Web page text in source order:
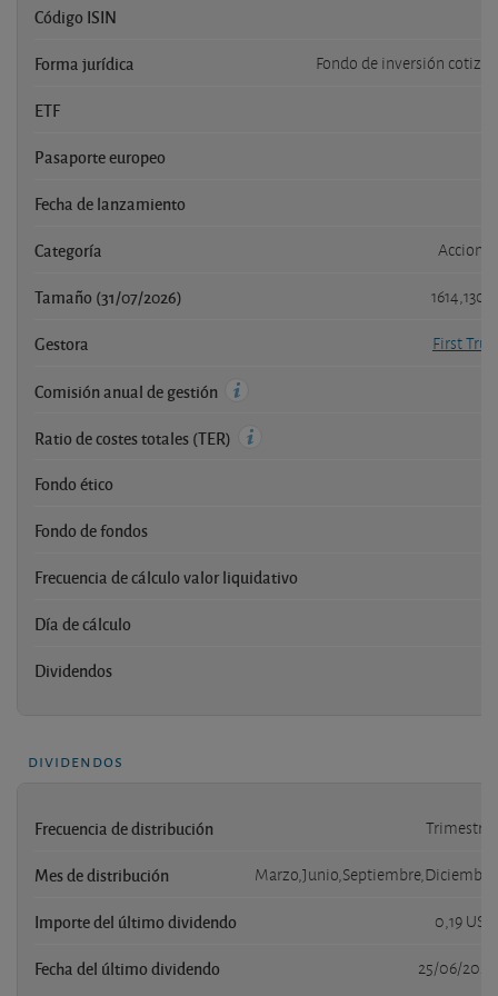
Código ISIN
Forma jurídica Fondo de inversión
ETF
Pasaporte europeo
Fecha de lanzamiento
Categoría
Tamaño (31/07/2026) 1614,130
Gestora First
Comisión anual de gestión
Ratio de costes totales (TER)
Fondo ético
Fondo de fondos
Frecuencia de cálculo valor liquidativo
Día de cálculo
Dividendos
dividendos
Frecuencia de distribución Trimestral
Mes de distribución Marzo,Junio,Septiembre,Diciembre
Importe del último dividendo 0,19 USD
Fecha del último dividendo 25/06/2026